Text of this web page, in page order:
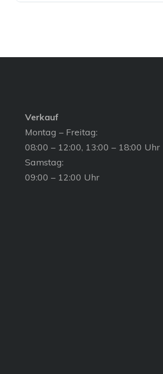
Verkauf
Montag – Freitag:
08:00 – 12:00, 13:00 – 18:00 Uhr
Samstag:
09:00 – 12:00 Uhr